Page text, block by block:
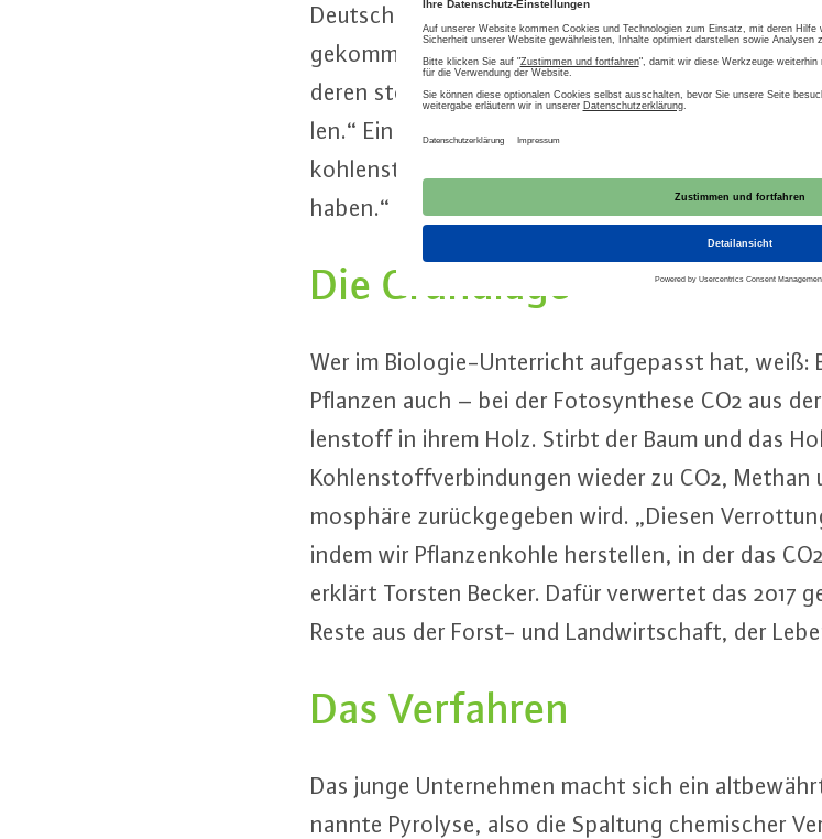
Deutsch­land. Christoph ist nach 20 Jahren im
gekommen, holzige Biomasse nicht mehr einfach
deren stoff­li­che und en­er­ge­ti­sche Nutzung
len.“ Ein Ansatz, der Torsten Becker sofort
koh­len­stof­fe ein bislang un­er­kann­tes
haben.“
Die Grundlage
Wer im Bio­lo­gie-Un­ter­richt auf­ge­passt hat, weiß:
Pflanzen auch – bei der Fo­to­syn­the­se CO2 aus
len­stoff in ihrem Holz. Stirbt der Baum und das
Koh­len­stoff­ver­bin­dun­gen wieder zu CO2,
mo­sphä­re zu­rück­ge­ge­ben wird. „Diesen
indem wir Pflan­zen­koh­le her­stel­len, in der das
erklärt Torsten Becker. Dafür verwertet das 2017
Reste aus der Forst- und Land­wirt­schaft, der
Das Verfahren
Das junge Un­ter­neh­men macht sich ein
nann­te Pyrolyse, also die Spaltung che­mi­scher